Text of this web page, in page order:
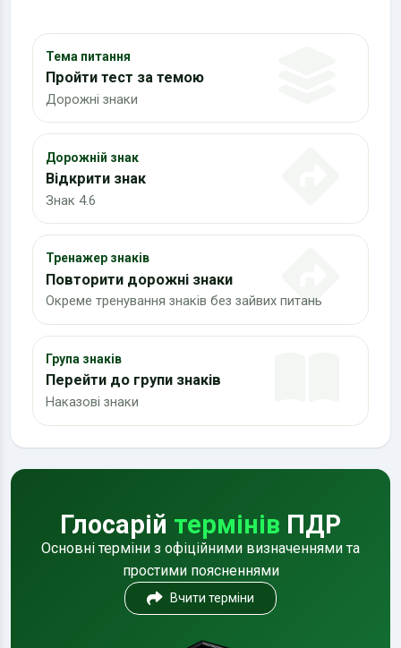
Тема питання
Пройти тест за темою
Дорожні знаки
Дорожній знак
Відкрити знак
Знак 4.6
Тренажер знаків
Повторити дорожні знаки
Окреме тренування знаків без зайвих питань
Група знаків
Перейти до групи знаків
Наказові знаки
Глосарій термінів ПДР
Основні терміни з офіційними визначеннями та
простими поясненнями
Вчити терміни